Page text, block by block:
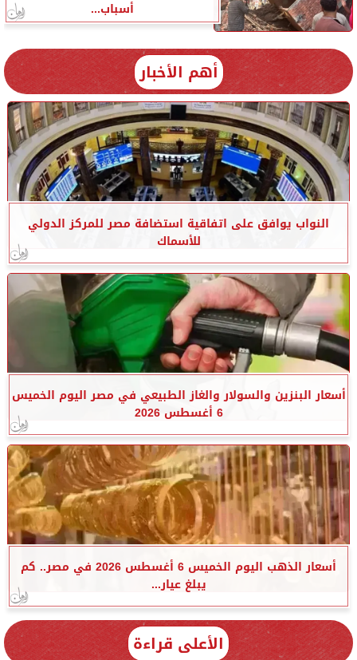
أسباب...
أهم الأخبار
النواب يوافق على اتفاقية استضافة مصر للمركز الدولي
للأسماك
أسعار البنزين والسولار والغاز الطبيعي في مصر اليوم الخميس
6 أغسطس 2026
أسعار الذهب اليوم الخميس 6 أغسطس 2026 في مصر.. كم
يبلغ عيار...
الأعلى قراءة